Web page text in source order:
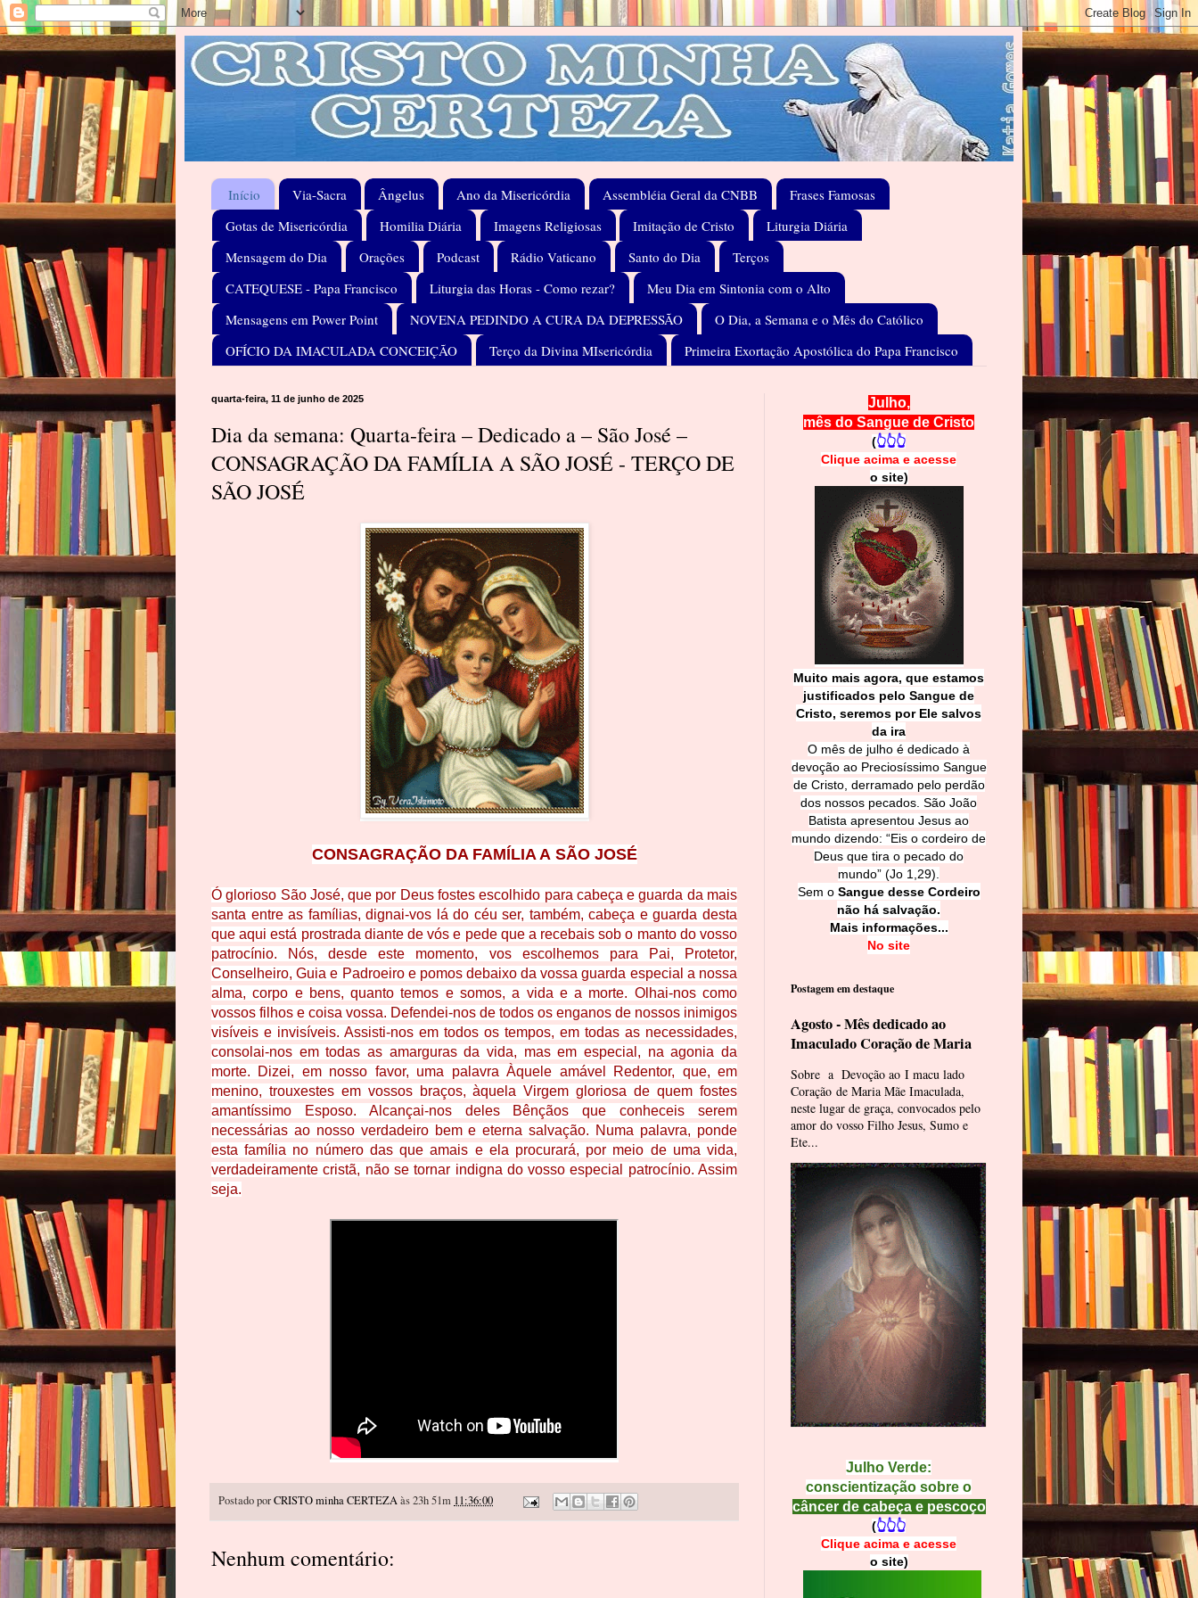
Início Via-Sacra Ângelus Ano da Misericórdia Assembléia Geral da CNBB
Frases Famosas
Gotas de Misericórdia
Homilia Diária Imagens Religiosas Imitação de Cristo
Liturgia Diária
Mensagem do Dia
Orações Podcast Rádio Vaticano Santo do Dia
Terços
CATEQUESE - Papa Francisco
Liturgia das Horas - Como rezar?
Meu Dia em Sintonia com o Alto
Mensagens em Power Point
NOVENA PEDINDO A CURA DA DEPRESSÃO
O Dia, a Semana e o Mês do Católico
OFÍCIO DA IMACULADA CONCEIÇÃO
Terço da Divina MIsericórdia Primeira Exortação Apostólica do Papa Francisco
quarta-feira, 11 de junho de 2025
Dia da semana: Quarta-feira – Dedicado a – São José –
CONSAGRAÇÃO DA FAMÍLIA A SÃO JOSÉ - TERÇO DE
SÃO JOSÉ
CONSAGRAÇÃO DA FAMÍLIA A SÃO JOSÉ
Ó glorioso São José, que por Deus fostes escolhido para cabeça e guarda da mais
santa entre as famílias, dignai-vos lá do céu ser, também, cabeça e guarda desta
que aqui está prostrada diante de vós e pede que a recebais sob o manto do vosso
patrocínio. Nós, desde este momento, vos escolhemos para Pai, Protetor,
Conselheiro, Guia e Padroeiro e pomos debaixo da vossa guarda especial a nossa
alma, corpo e bens, quanto temos e somos, a vida e a morte. Olhai-nos como
vossos filhos e coisa vossa. Defendei-nos de todos os enganos de nossos inimigos
visíveis e invisíveis. Assisti-nos em todos os tempos, em todas as necessidades,
consolai-nos em todas as amarguras da vida, mas em especial, na agonia da
morte. Dizei, em nosso favor, uma palavra Àquele amável Redentor, que, em
menino, trouxestes em vossos braços, àquela Virgem gloriosa de quem fostes
amantíssimo Esposo. Alcançai-nos deles Bênçãos que conheceis serem
necessárias ao nosso verdadeiro bem e eterna salvação. Numa palavra, ponde
esta família no número das que amais e ela procurará, por meio de uma vida,
verdadeiramente cristã, não se tornar indigna do vosso especial patrocínio. Assim
seja.
Postado porCRISTO minha CERTEZAàs 23h 51m 11:36:00
Nenhum comentário:
Julho,
mês do Sangue de Cristo
(👆👆👆
Clique acima e acesse
o site)
Muito mais agora, que estamos
justificados pelo Sangue de
Cristo, seremos por Ele salvos
da ira
O mês de julho é dedicado à
devoção ao Preciosíssimo Sangue
de Cristo, derramado pelo perdão
dos nossos pecados. São João
Batista apresentou Jesus ao
mundo dizendo: “Eis o cordeiro de
Deus que tira o pecado do
mundo” (Jo 1,29).
Sem o Sangue desse Cordeiro
não há salvação.
Mais informações...
No site
Postagem em destaque
Agosto - Mês dedicado ao
Imaculado Coração de Maria
Sobre a Devoção ao I macu lado
Coração de Maria Mãe Imaculada,
neste lugar de graça, convocados pelo
amor do vosso Filho Jesus, Sumo e
Ete...
Julho Verde:
conscientização sobre o
câncer de cabeça e pescoço
(👆👆👆
Clique acima e acesse
o site)